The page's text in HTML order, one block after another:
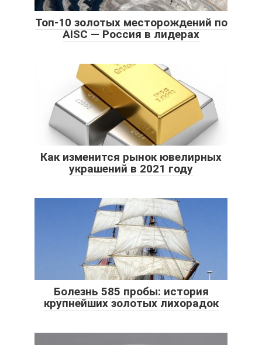
Топ-10 золотых месторождений по
AISC — Россия в лидерах
Как изменится рынок ювелирных
украшений в 2021 году
Болезнь 585 пробы: история
крупнейших золотых лихорадок